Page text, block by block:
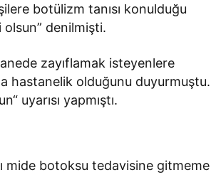
botülizm tanısı konulduğu
denilmişti.
zayıflamak isteyenlere
hastanelik olduğunu duyurmuştu.
uyarısı yapmıştı.
mide botoksu tedavisine gitmeme